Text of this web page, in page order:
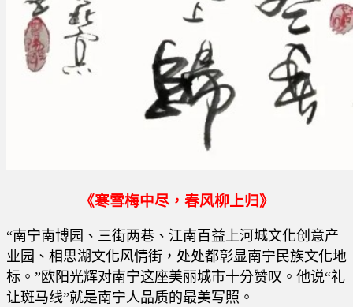
《寒雪梅中尽，春风柳上归》
“南宁南博园、三街两巷、江南百益上河城文化创意产
业园、相思湖文化风情街，处处都彰显南宁民族文化地
标。”欧阳光辉对南宁这座美丽城市十分赞叹。他说“礼
让斑马线”就是南宁人品质的最美写照。